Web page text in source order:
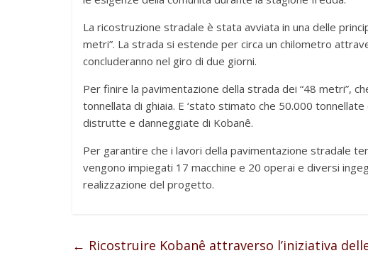
La ricostruzione stradale è stata avviata in una delle
metri”. La strada si estende per circa un chilometro
concluderanno nel giro di due giorni.
Per finire la pavimentazione della strada dei “48 metri”,
tonnellata di ghiaia. E ‘stato stimato che 50.000
distrutte e danneggiate di Kobanê.
Per garantire che i lavori della pavimentazione stradale
vengono impiegati 17 macchine e 20 operai e diversi
realizzazione del progetto.
← Ricostruire Kobanê attraverso l’iniziativa